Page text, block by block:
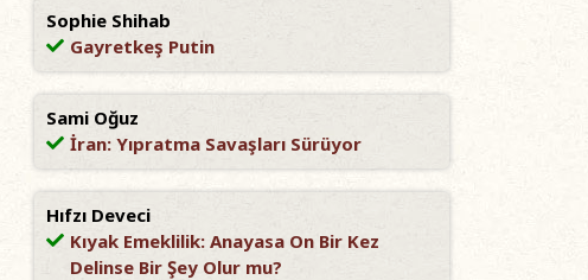
Sophie Shihab
Gayretkeş Putin
Sami Oğuz
İran: Yıpratma Savaşları Sürüyor
Hıfzı Deveci
Kıyak Emeklilik: Anayasa On Bir Kez
Delinse Bir Şey Olur mu?